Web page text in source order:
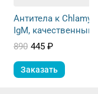
Антитела к
IgM, качественный
890 445 ₽
Заказать